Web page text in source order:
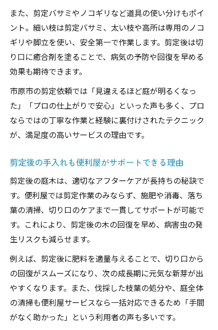
また、剪定バサミやノコギリなど道具の使い分けもポイ
ント。細い枝は剪定バサミ、太い枝や高所は専用のノコ
ギリや脚立を使い、安全第一で作業します。剪定後は切
り口に癒合剤を塗ることで、病気の予防や回復を早める
効果も期待できます。
市原市の剪定依頼では「見違えるほど庭が明るくなっ
た」「プロの仕上がりで安心」といった声も多く、プロ
ならではの丁寧な作業と経験に裏付けされたテクニック
が、満足度の高いサービスの理由です。
剪定後の手入れも便利屋がサポートできる理由
剪定後の庭木は、適切なアフターケアが長持ちの秘訣で
す。便利屋では剪定作業のみならず、施肥や消毒、落ち
葉の清掃、切り口のケアまで一貫してサポートが可能で
す。これにより、剪定後の木の回復を早め、病害虫の発
生リスクも減らせます。
例えば、剪定後に肥料を適量与えることで、切り口から
の回復がスムーズになり、次の成長期に元気な新芽が出
やすくなります。また、伐採した枝葉の処分や、庭全体
の清掃も便利屋サービスなら一括対応できるため「手間
がなく助かった」という利用者の声も多いです。